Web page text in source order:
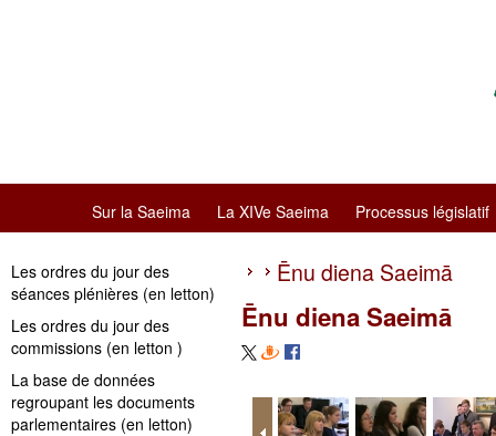
Sur la Saeima La XIVe Saeima Processus législatif
Les ordres du jour des
séances plénières (en letton)
Les ordres du jour des
commissions (en letton )
La base de données
regroupant les documents
parlementaires (en letton)
Ēnu diena Saeimā
Ēnu diena Saeimā